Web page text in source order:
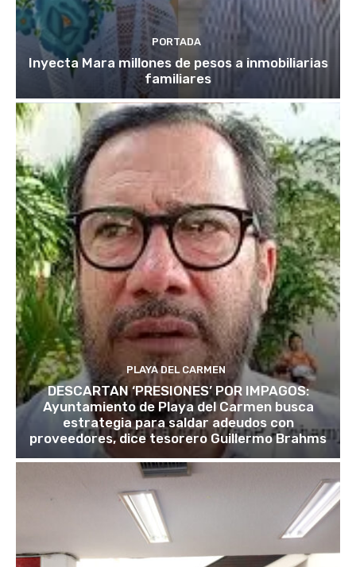
PORTADA
Inyecta Mara millones de pesos a inmobiliarias
familiares
PLAYA DEL CARMEN
DESCARTAN ‘PRESIONES’ POR IMPAGOS:
Ayuntamiento de Playa del Carmen busca
estrategia para saldar adeudos con
proveedores, dice tesorero Guillermo Brahms